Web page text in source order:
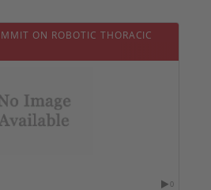
ON ROBOTIC THORACIC
0